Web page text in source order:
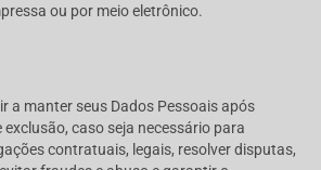
ou por meio eletrônico.
a manter seus Dados Pessoais após
exclusão, caso seja necessário para
contratuais, legais, resolver disputas,